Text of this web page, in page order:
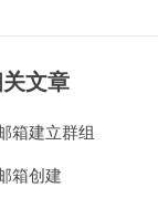
文章
箱建立群组
箱创建